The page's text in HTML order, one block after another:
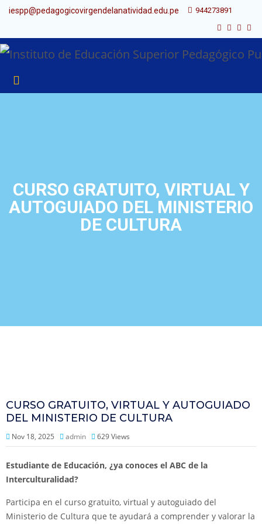
iespp@pedagogicovirgendelanatividad.edu.pe 944273891
CURSO GRATUITO, VIRTUAL Y
AUTOGUIADO DEL MINISTERIO
DE CULTURA
CURSO GRATUITO, VIRTUAL Y AUTOGUIADO
DEL MINISTERIO DE CULTURA
Nov 18, 2025 admin 629Views
Estudiante de Educación, ¿ya conoces el ABC de la
Interculturalidad?
Participa en el curso gratuito, virtual y autoguiado del
Ministerio de Cultura que te ayudará a comprender y valorar la